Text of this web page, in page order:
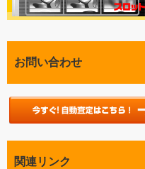
お問い合わせ
関連リンク